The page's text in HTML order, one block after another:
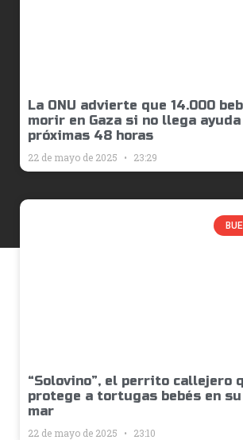
La ONU advierte que 14.000
morir en Gaza si no llega
próximas 48 horas
22 de mayo de 2025 23:29
“Solovino”, el perrito callejero
protege a tortugas bebés en
mar
22 de mayo de 2025 23:10